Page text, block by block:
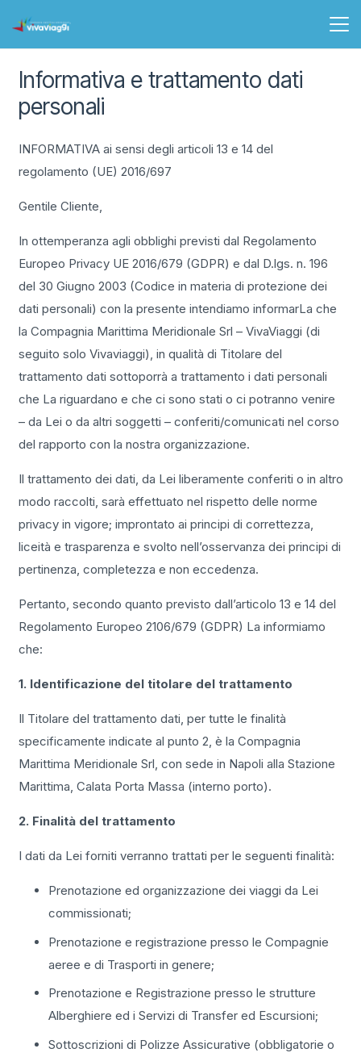
Informativa e trattamento dati
personali
INFORMATIVA ai sensi degli articoli 13 e 14 del
regolamento (UE) 2016/697
Gentile Cliente,
In ottemperanza agli obblighi previsti dal Regolamento
Europeo Privacy UE 2016/679 (GDPR) e dal D.lgs. n. 196
del 30 Giugno 2003 (Codice in materia di protezione dei
dati personali) con la presente intendiamo informarLa che
la Compagnia Marittima Meridionale Srl – VivaViaggi (di
seguito solo Vivaviaggi), in qualità di Titolare del
trattamento dati sottoporrà a trattamento i dati personali
che La riguardano e che ci sono stati o ci potranno venire
– da Lei o da altri soggetti – conferiti/comunicati nel corso
del rapporto con la nostra organizzazione.
Il trattamento dei dati, da Lei liberamente conferiti o in altro
modo raccolti, sarà effettuato nel rispetto delle norme
privacy in vigore; improntato ai principi di correttezza,
liceità e trasparenza e svolto nell’osservanza dei principi di
pertinenza, completezza e non eccedenza.
Pertanto, secondo quanto previsto dall’articolo 13 e 14 del
Regolamento Europeo 2106/679 (GDPR) La informiamo
che:
1. Identificazione del titolare del trattamento
Il Titolare del trattamento dati, per tutte le finalità
specificamente indicate al punto 2, è la Compagnia
Marittima Meridionale Srl, con sede in Napoli alla Stazione
Marittima, Calata Porta Massa (interno porto).
2. Finalità del trattamento
I dati da Lei forniti verranno trattati per le seguenti finalità:
Prenotazione ed organizzazione dei viaggi da Lei
commissionati;
Prenotazione e registrazione presso le Compagnie
aeree e di Trasporti in genere;
Prenotazione e Registrazione presso le strutture
Alberghiere ed i Servizi di Transfer ed Escursioni;
Sottoscrizioni di Polizze Assicurative (obbligatorie o